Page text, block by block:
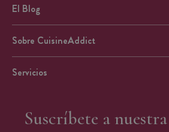
El Blog
Sobre CuisineAddict
Servicios
Suscríbete a